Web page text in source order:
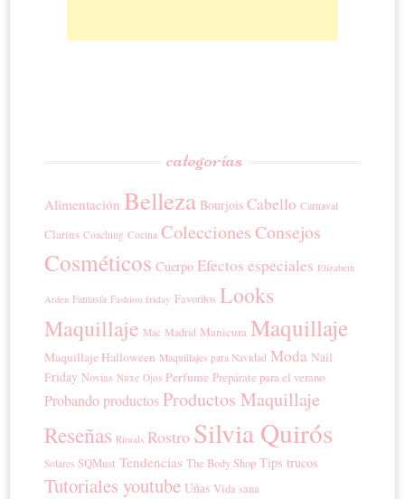
categorías
Alimentación Belleza Bourjois Cabello Carnaval
Clarins Coaching Cocina ColeccionesConsejos
Cosméticos Cuerpo Efectos especiales Elizabeth
Arden Fantasía Fashion friday Favoritos Looks
Maquillaje Mac Madrid Manicura Maquillaje
Maquillaje Halloween Maquillajes para Navidad Moda Nail
Friday Novias Nuxe Ojos Perfume Prepárate para el verano
Probando productos Productos Maquillaje
Reseñas Rituals Rostro Silvia Quirós
Solares SQMust Tendencias The Body Shop Tips trucos
Tutoriales youtube Uñas Vida sana